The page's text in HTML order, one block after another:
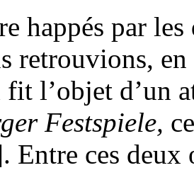
happés par
retrouvions,
l’objet d’un
Festspiele,
Entre ces